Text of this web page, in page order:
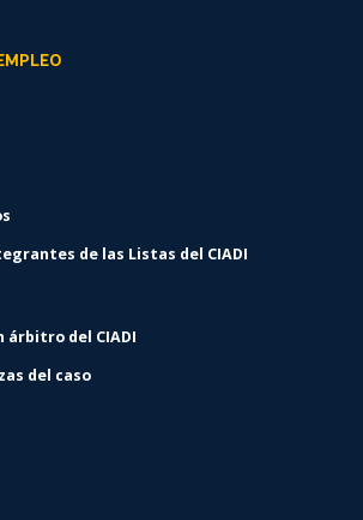
de las Listas del CIADI
árbitro del CIADI
del caso